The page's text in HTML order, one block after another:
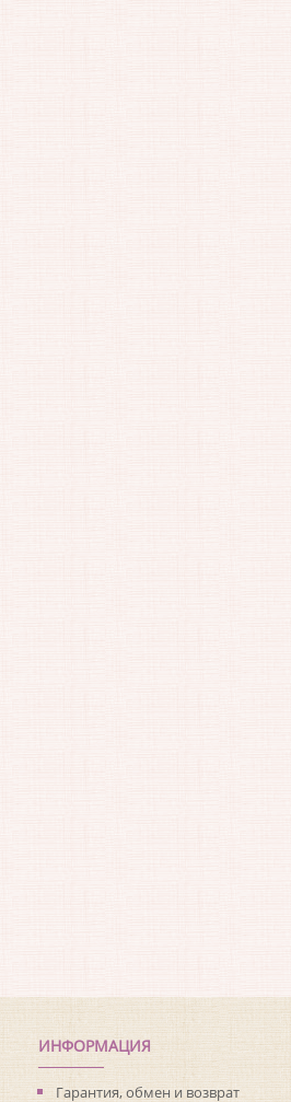
ИНФОРМАЦИЯ
Гарантия, обмен и возврат